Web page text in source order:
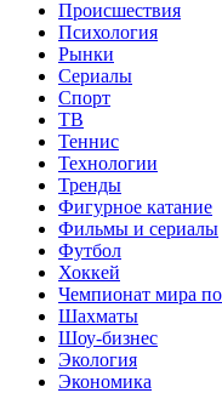
Происшествия
Психология
Рынки
Сериалы
Спорт
ТВ
Теннис
Технологии
Тренды
Фигурное катание
Фильмы и сериалы
Футбол
Хоккей
Чемпионат мира
Шахматы
Шоу-бизнес
Экология
Экономика